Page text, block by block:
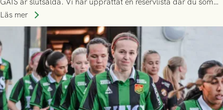
ännu inte har någon biljett kan anmäla ditt intresse. Du kan
inte själv överlåta din biljett till någon annan.
Läs mer